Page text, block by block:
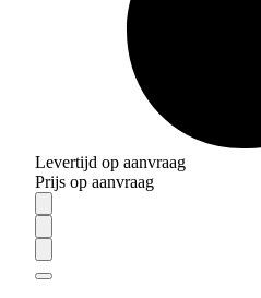
Levertijd op aanvraag
Prijs op aanvraag